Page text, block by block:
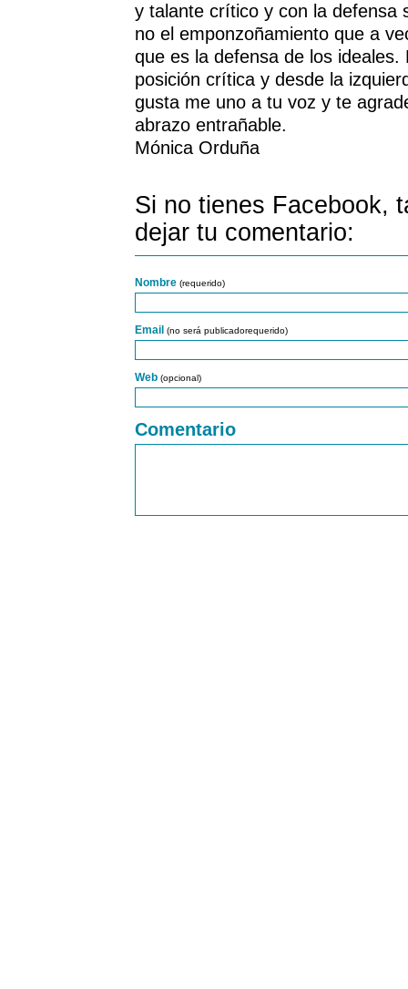
y talante crítico y con la defensa
no el emponzoñamiento que a
que es la defensa de los ideales.
posición crítica y desde la
gusta me uno a tu voz y te
abrazo entrañable.
Mónica Orduña
Si no tienes Facebook,
dejar tu comentario:
Nombre (requerido)
Email (no será publicadorequerido)
Web (opcional)
Comentario